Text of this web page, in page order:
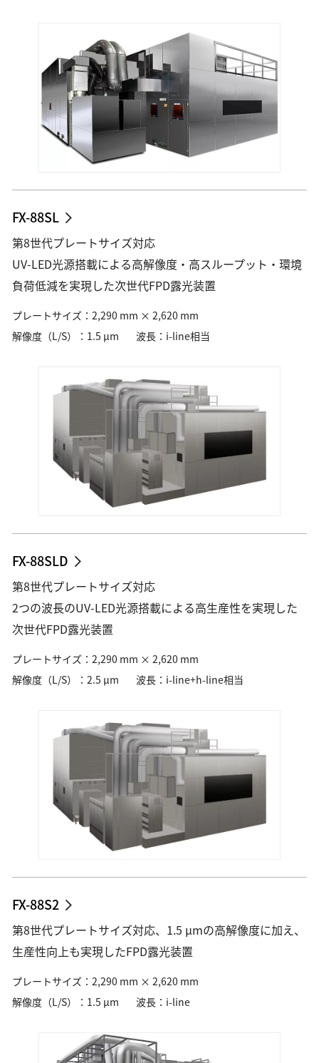
FX-88SL
第8世代プレートサイズ対応
UV-LED光源搭載による高解像度・高スループット・環境
負荷低減を実現した次世代FPD露光装置
プレートサイズ：2,290 mm × 2,620 mm
解像度（L/S）：1.5 µm
波長：i-line相当
FX-88SLD
第8世代プレートサイズ対応
2つの波長のUV-LED光源搭載による高生産性を実現した
次世代FPD露光装置
プレートサイズ：2,290 mm × 2,620 mm
解像度（L/S）：2.5 µm
波長：i-line+h-line相当
FX-88S2
第8世代プレートサイズ対応、1.5 µmの高解像度に加え、
生産性向上も実現したFPD露光装置
プレートサイズ：2,290 mm × 2,620 mm
解像度（L/S）：1.5 µm
波長：i-line